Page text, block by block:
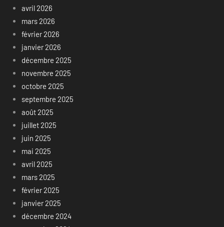
avril 2026
mars 2026
février 2026
janvier 2026
décembre 2025
novembre 2025
octobre 2025
septembre 2025
août 2025
juillet 2025
juin 2025
mai 2025
avril 2025
mars 2025
février 2025
janvier 2025
décembre 2024